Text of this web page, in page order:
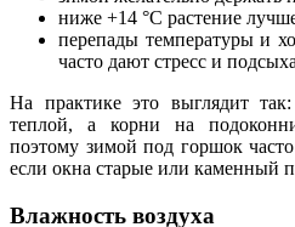
ниже +14 °C растение
перепады температуры и
часто дают стресс и
На практике это выглядит
теплой, а корни на
поэтому зимой под горшок
если окна старые или каменный
Влажность воздуха